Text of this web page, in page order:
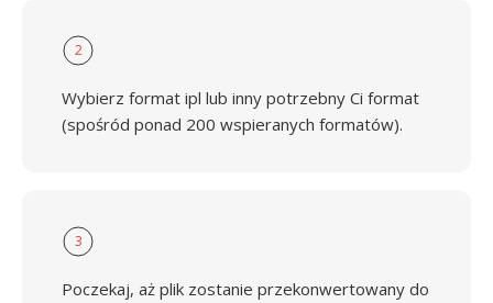
2
Wybierz format ipl lub inny potrzebny Ci format
(spośród ponad 200 wspieranych formatów).
3
Poczekaj, aż plik zostanie przekonwertowany do